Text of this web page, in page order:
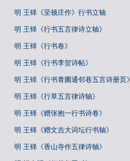
明 王铎《至顿庄作》行书立轴
明 王铎《行书五言律诗立轴》
明 王铎《行书卷》
明 王铎《行书李贺诗帖》
明 王铎《行书青圃通邻巷五言诗册页》
明 王铎《行草五言律诗轴》
明 王铎《赠张抱一行书诗卷》
明 王铎《赠文吉大词坛行书轴》
明 王铎《香山寺作五律诗轴》